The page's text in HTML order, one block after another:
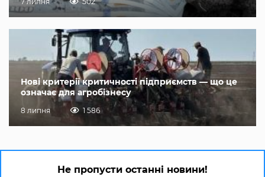
Нові критерії критичності підприємств — що це
означає для агробізнесу
8 липня 1 586
Не пропусти останні новини!